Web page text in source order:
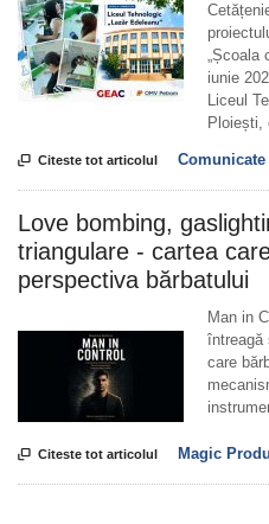
„Școala
iunie
Liceul
Ploiești,
 Citeste tot articolul Comunicate
Love bombing,
triangulare - cartea
perspectiva bărbatului
Man in
întreagă
care
 Citeste tot articolul Magic